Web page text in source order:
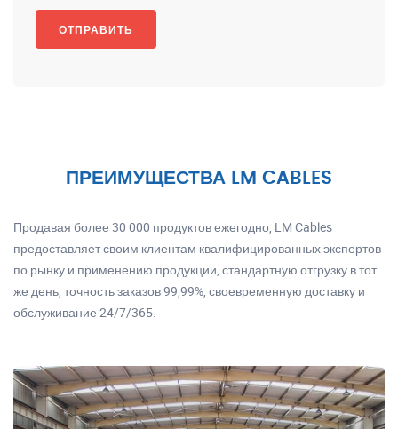
ПРЕИМУЩЕСТВА LM CABLES
Продавая более 30 000 продуктов ежегодно, LM Cables
предоставляет своим клиентам квалифицированных экспертов
по рынку и применению продукции, стандартную отгрузку в тот
же день, точность заказов 99,99%, своевременную доставку и
обслуживание 24/7/365.